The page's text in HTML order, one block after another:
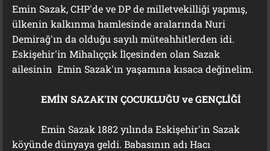
Emin Sazak, CHP'de ve DP de milletvekilliği yapmış,
ülkenin kalkınma hamlesinde aralarında Nuri
Demirağ'ın da olduğu sayılı müteahhitlerden idi.
Eskişehir'in Mihalıççık İlçesinden olan Sazak
ailesinin Emin Sazak'ın yaşamına kısaca değinelim.
EMİN SAZAK'IN ÇOCUKLUĞU ve GENÇLİĞİ
Emin Sazak 1882 yılında Eskişehir'in Sazak
köyünde dünyaya geldi. Babasının adı Hacı